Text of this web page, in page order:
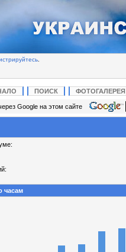
.
ПОИСК ФОТОГАЛЕРЕЯ
Google на этом сайте
часам